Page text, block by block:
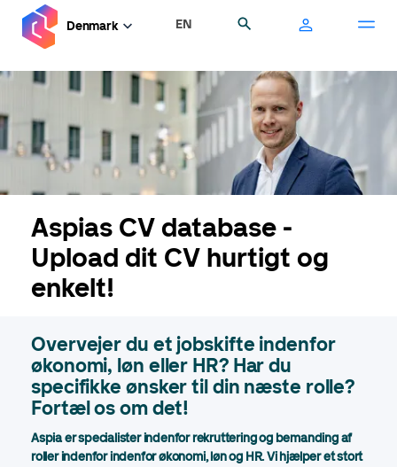
hovedindhold
Denmark EN
Aspias CV database -
Upload dit CV hurtigt og
enkelt!
Overvejer du et jobskifte indenfor
økonomi, løn eller HR? Har du
specifikke ønsker til din næste rolle?
Fortæl os om det!
Aspia er specialister indenfor rekruttering og bemanding af
roller indenfor indenfor økonomi, løn og HR. Vi hjælper et stort